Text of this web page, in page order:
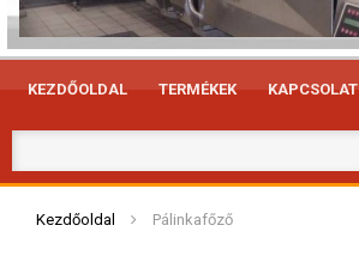
KEZDŐOLDAL TERMÉKEK KAPCSOLAT
Kezdőoldal Pálinkafőző